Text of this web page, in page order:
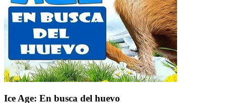
Ice Age: En busca del huevo